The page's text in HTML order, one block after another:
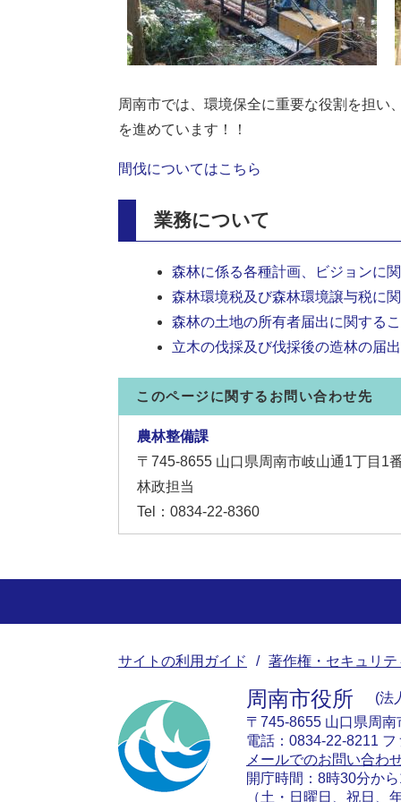
周南市では、環境保全に重要な役割を担い
を進めています！！
間伐についてはこちら
業務について
森林に係る各種計画、ビジョンに
森林環境税及び森林環境譲与税に
森林の土地の所有者届出に関する
立木の伐採及び伐採後の造林の届
このページに関するお問い合わせ先
農林整備課
〒745-8655 山口県周南市岐山通1丁目1
林政担当
Tel：0834-22-8360
サイトの利用ガイド 著作権・セキュリ
周南市役所
法
〒745-8655 山口県周南
電話：0834-22-8211
メールでのお問い合わ
開庁時間：8時30分か
（土・日曜日、祝日、